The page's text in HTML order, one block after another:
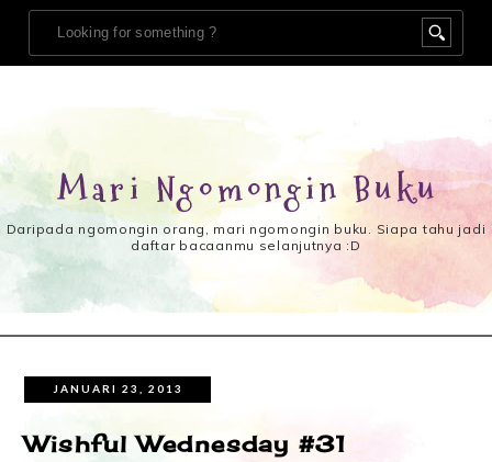
Mari Ngomongin Buku
Daripada ngomongin orang, mari ngomongin buku. Siapa tahu jadi
daftar bacaanmu selanjutnya :D
JANUARI 23, 2013
Wishful Wednesday #31